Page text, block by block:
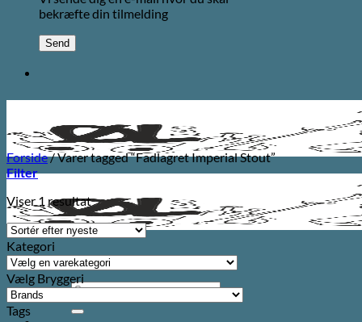
bekræfte din tilmelding
Søg
efter:
Forside/Varer tagged “Fadlagret Imperial Stout”
Filter
Viser 1 resultat
Kategori
Vælg Bryggeri
Tags